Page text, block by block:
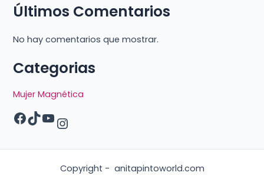
Últimos Comentarios
No hay comentarios que mostrar.
Categorias
Mujer Magnética
Copyright - anitapintoworld.com